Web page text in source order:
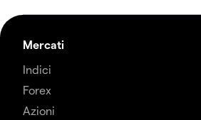
Mercati
Indici
Forex
Azioni